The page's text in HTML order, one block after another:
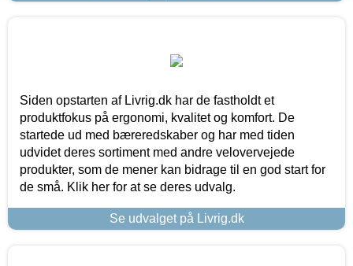
Siden opstarten af Livrig.dk har de fastholdt et
produktfokus på ergonomi, kvalitet og komfort. De
startede ud med bæreredskaber og har med tiden
udvidet deres sortiment med andre velovervejede
produkter, som de mener kan bidrage til en god start for
de små. Klik her for at se deres udvalg.
Se udvalget på Livrig.dk